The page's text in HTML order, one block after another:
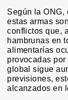
Según la ONG,
estas armas
conflictos que,
hambrunas en
alimentarías
provocadas
global sigue
previsiones,
alcanzados en